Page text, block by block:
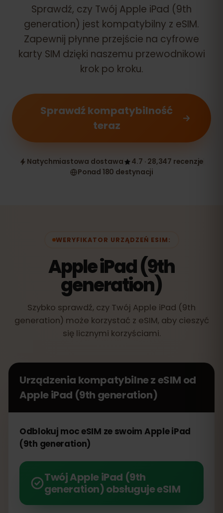
Sprawdź, czy Twój Apple iPad (9th
generation) jest kompatybilny z eSIM.
Zapewnij płynne przejście na cyfrowe
karty SIM dzięki naszemu przewodnikowi
krok po kroku.
Sprawdź kompatybilność
teraz
Natychmiastowa dostawa
4.7 · 28,347 recenzje
Ponad 180 destynacji
WERYFIKATOR URZĄDZEŃ ESIM:
Apple iPad (9th
generation)
Szybko sprawdź, czy Twój Apple iPad (9th
generation) może korzystać z eSIM, aby cieszyć
się licznymi korzyściami.
Urządzenia kompatybilne z eSIM od
Apple iPad (9th generation)
Odblokuj moc eSIM ze swoim Apple iPad
(9th generation)
Twój Apple iPad (9th
generation) obsługuje eSIM